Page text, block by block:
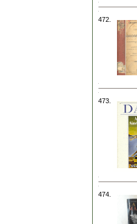
472.
473.
474.